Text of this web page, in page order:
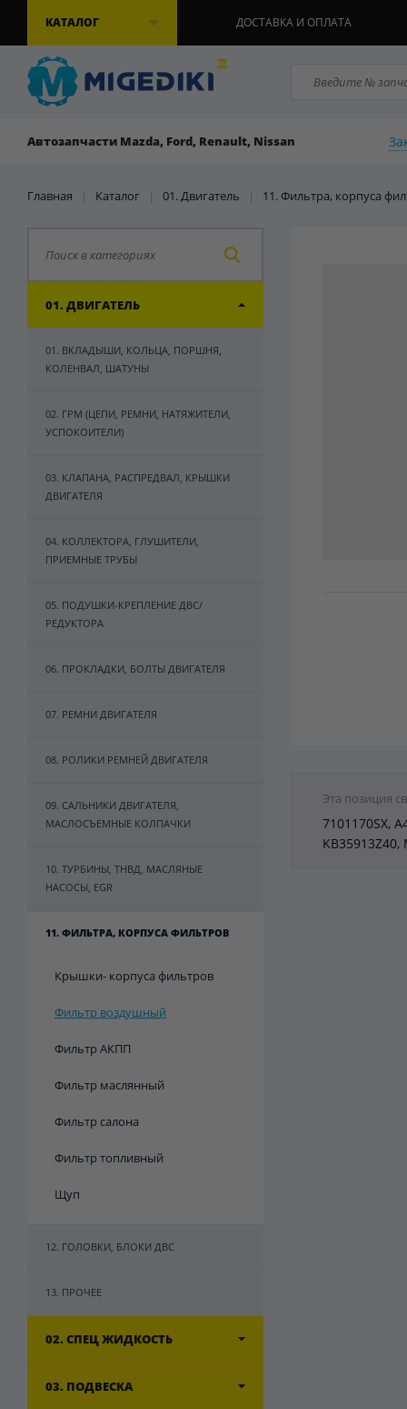
КАТАЛОГ ДОСТАВКА И ОПЛАТА
Автозапчасти Mazda, Ford, Renault, Nissan
Главная | Каталог | 01. Двигатель | 11. Фильтра, корпуса
01. ДВИГАТЕЛЬ
01. ВКЛАДЫШИ, КОЛЬЦА, ПОРШНЯ,
КОЛЕНВАЛ, ШАТУНЫ
02. ГРМ (ЦЕПИ, РЕМНИ, НАТЯЖИТЕЛИ,
УСПОКОИТЕЛИ)
03. КЛАПАНА, РАСПРЕДВАЛ, КРЫШКИ
ДВИГАТЕЛЯ
04. КОЛЛЕКТОРА, ГЛУШИТЕЛИ,
ПРИЕМНЫЕ ТРУБЫ
05. ПОДУШКИ-КРЕПЛЕНИЕ ДВС/
РЕДУКТОРА
06. ПРОКЛАДКИ, БОЛТЫ ДВИГАТЕЛЯ
07. РЕМНИ ДВИГАТЕЛЯ
08. РОЛИКИ РЕМНЕЙ ДВИГАТЕЛЯ
09. САЛЬНИКИ ДВИГАТЕЛЯ,
МАСЛОСЪЕМНЫЕ КОЛПАЧКИ
10. ТУРБИНЫ, ТНВД, МАСЛЯНЫЕ
НАСОСЫ, EGR
11. ФИЛЬТРА, КОРПУСА ФИЛЬТРОВ
Крышки- корпуса фильтров
Фильтр воздушный
Фильтр АКПП
Фильтр маслянный
Фильтр салона
Фильтр топливный
Щуп
12. ГОЛОВКИ, БЛОКИ ДВС
13. ПРОЧЕЕ
02. СПЕЦ ЖИДКОСТЬ
03. ПОДВЕСКА
Эта позиция
7101170SX,
KB35913Z40,